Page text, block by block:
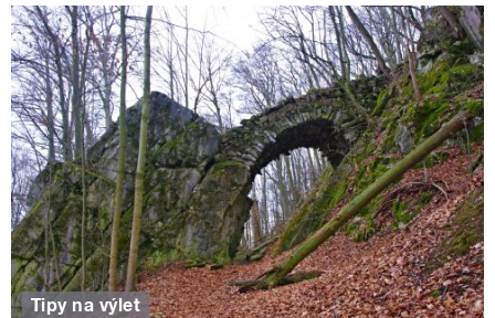
Tipy na výlet